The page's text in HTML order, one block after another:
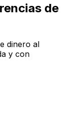
de
dinero al
y con